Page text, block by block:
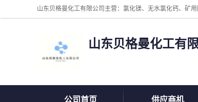
山东贝格曼化工有
公司首页 供应商机